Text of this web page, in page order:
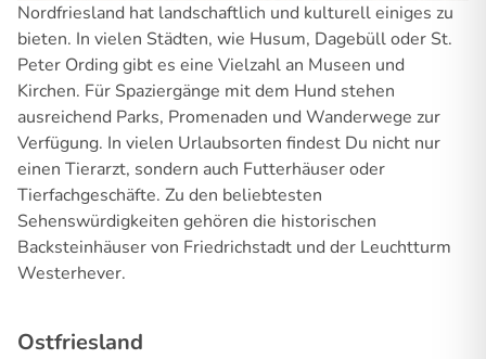
Nordfriesland hat landschaftlich und kulturell einiges zu
bieten. In vielen Städten, wie Husum, Dagebüll oder St.
Peter Ording gibt es eine Vielzahl an Museen und
Kirchen. Für Spaziergänge mit dem Hund stehen
ausreichend Parks, Promenaden und Wanderwege zur
Verfügung. In vielen Urlaubsorten findest Du nicht nur
einen Tierarzt, sondern auch Futterhäuser oder
Tierfachgeschäfte. Zu den beliebtesten
Sehenswürdigkeiten gehören die historischen
Backsteinhäuser von Friedrichstadt und der Leuchtturm
Westerhever.
Ostfriesland